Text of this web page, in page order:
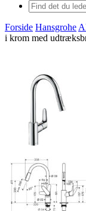
Forside Hansgrohe
i krom med